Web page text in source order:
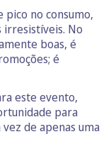
no consumo,
irresistíveis. No
boas, é
é
este evento,
para
de apenas uma